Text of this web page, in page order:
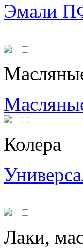
Эмали
Колера
Лаки,